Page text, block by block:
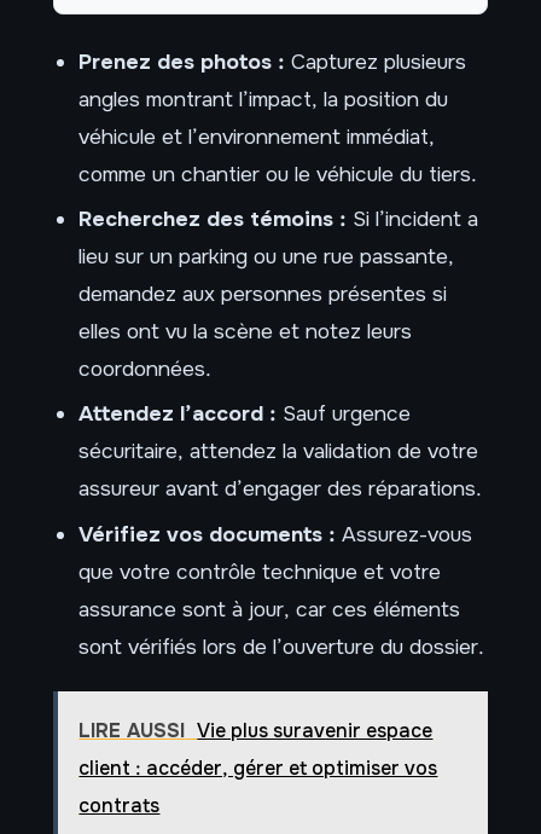
Prenez des photos : Capturez plusieurs
angles montrant l’impact, la position du
véhicule et l’environnement immédiat,
comme un chantier ou le véhicule du tiers.
Recherchez des témoins : Si l’incident a
lieu sur un parking ou une rue passante,
demandez aux personnes présentes si
elles ont vu la scène et notez leurs
coordonnées.
Attendez l’accord : Sauf urgence
sécuritaire, attendez la validation de votre
assureur avant d’engager des réparations.
Vérifiez vos documents : Assurez-vous
que votre contrôle technique et votre
assurance sont à jour, car ces éléments
sont vérifiés lors de l’ouverture du dossier.
LIRE AUSSI Vie plus suravenir espace
client : accéder, gérer et optimiser vos
contrats